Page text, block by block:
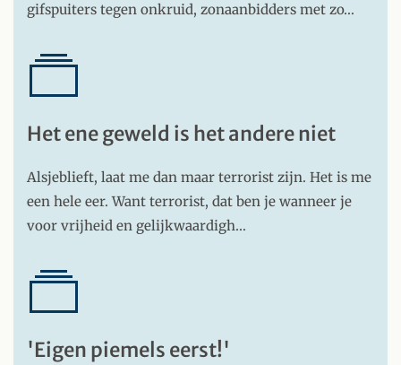
gifspuiters tegen onkruid, zonaanbidders met zo…
Het ene geweld is het andere niet
Alsjeblieft, laat me dan maar terrorist zijn. Het is me
een hele eer. Want terrorist, dat ben je wanneer je
voor vrijheid en gelijkwaardigh…
'Eigen piemels eerst!'